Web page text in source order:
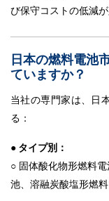
び保守コストの低減が
日本の燃料電池
ていますか？
当社の専門家は、日
る：
● タイプ別：
○ 固体酸化物形燃料
池、溶融炭酸塩形燃